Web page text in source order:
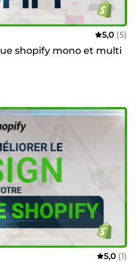
5,0 (5)
shopify mono et multi
5,0 (1)